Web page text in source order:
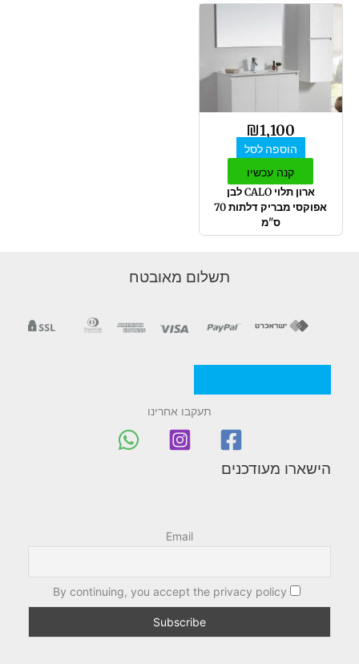
₪1,100
הוספה לסל
קנה עכשיו
ארון תלוי CALO לבן
אפוקסי מבריק דלתות 70
ס"מ
תשלום מאובטח
תעקבו אחרינו
הישארו מעודכנים
Email
By continuing, you accept the privacy policy